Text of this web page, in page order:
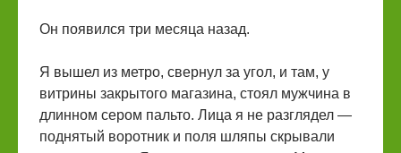
Он появился три месяца назад.
Я вышел из метро, свернул за угол, и там, у
витрины закрытого магазина, стоял мужчина в
длинном сером пальто. Лица я не разглядел —
поднятый воротник и поля шляпы скрывали